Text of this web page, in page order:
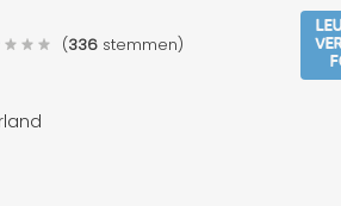
Grove grappen
(336 stemmen)